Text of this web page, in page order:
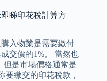
睇印花稅計算方
入物業是需要繳付
交價的1%。 當然也
但是市場價格通常是
要繳交的印花稅款，